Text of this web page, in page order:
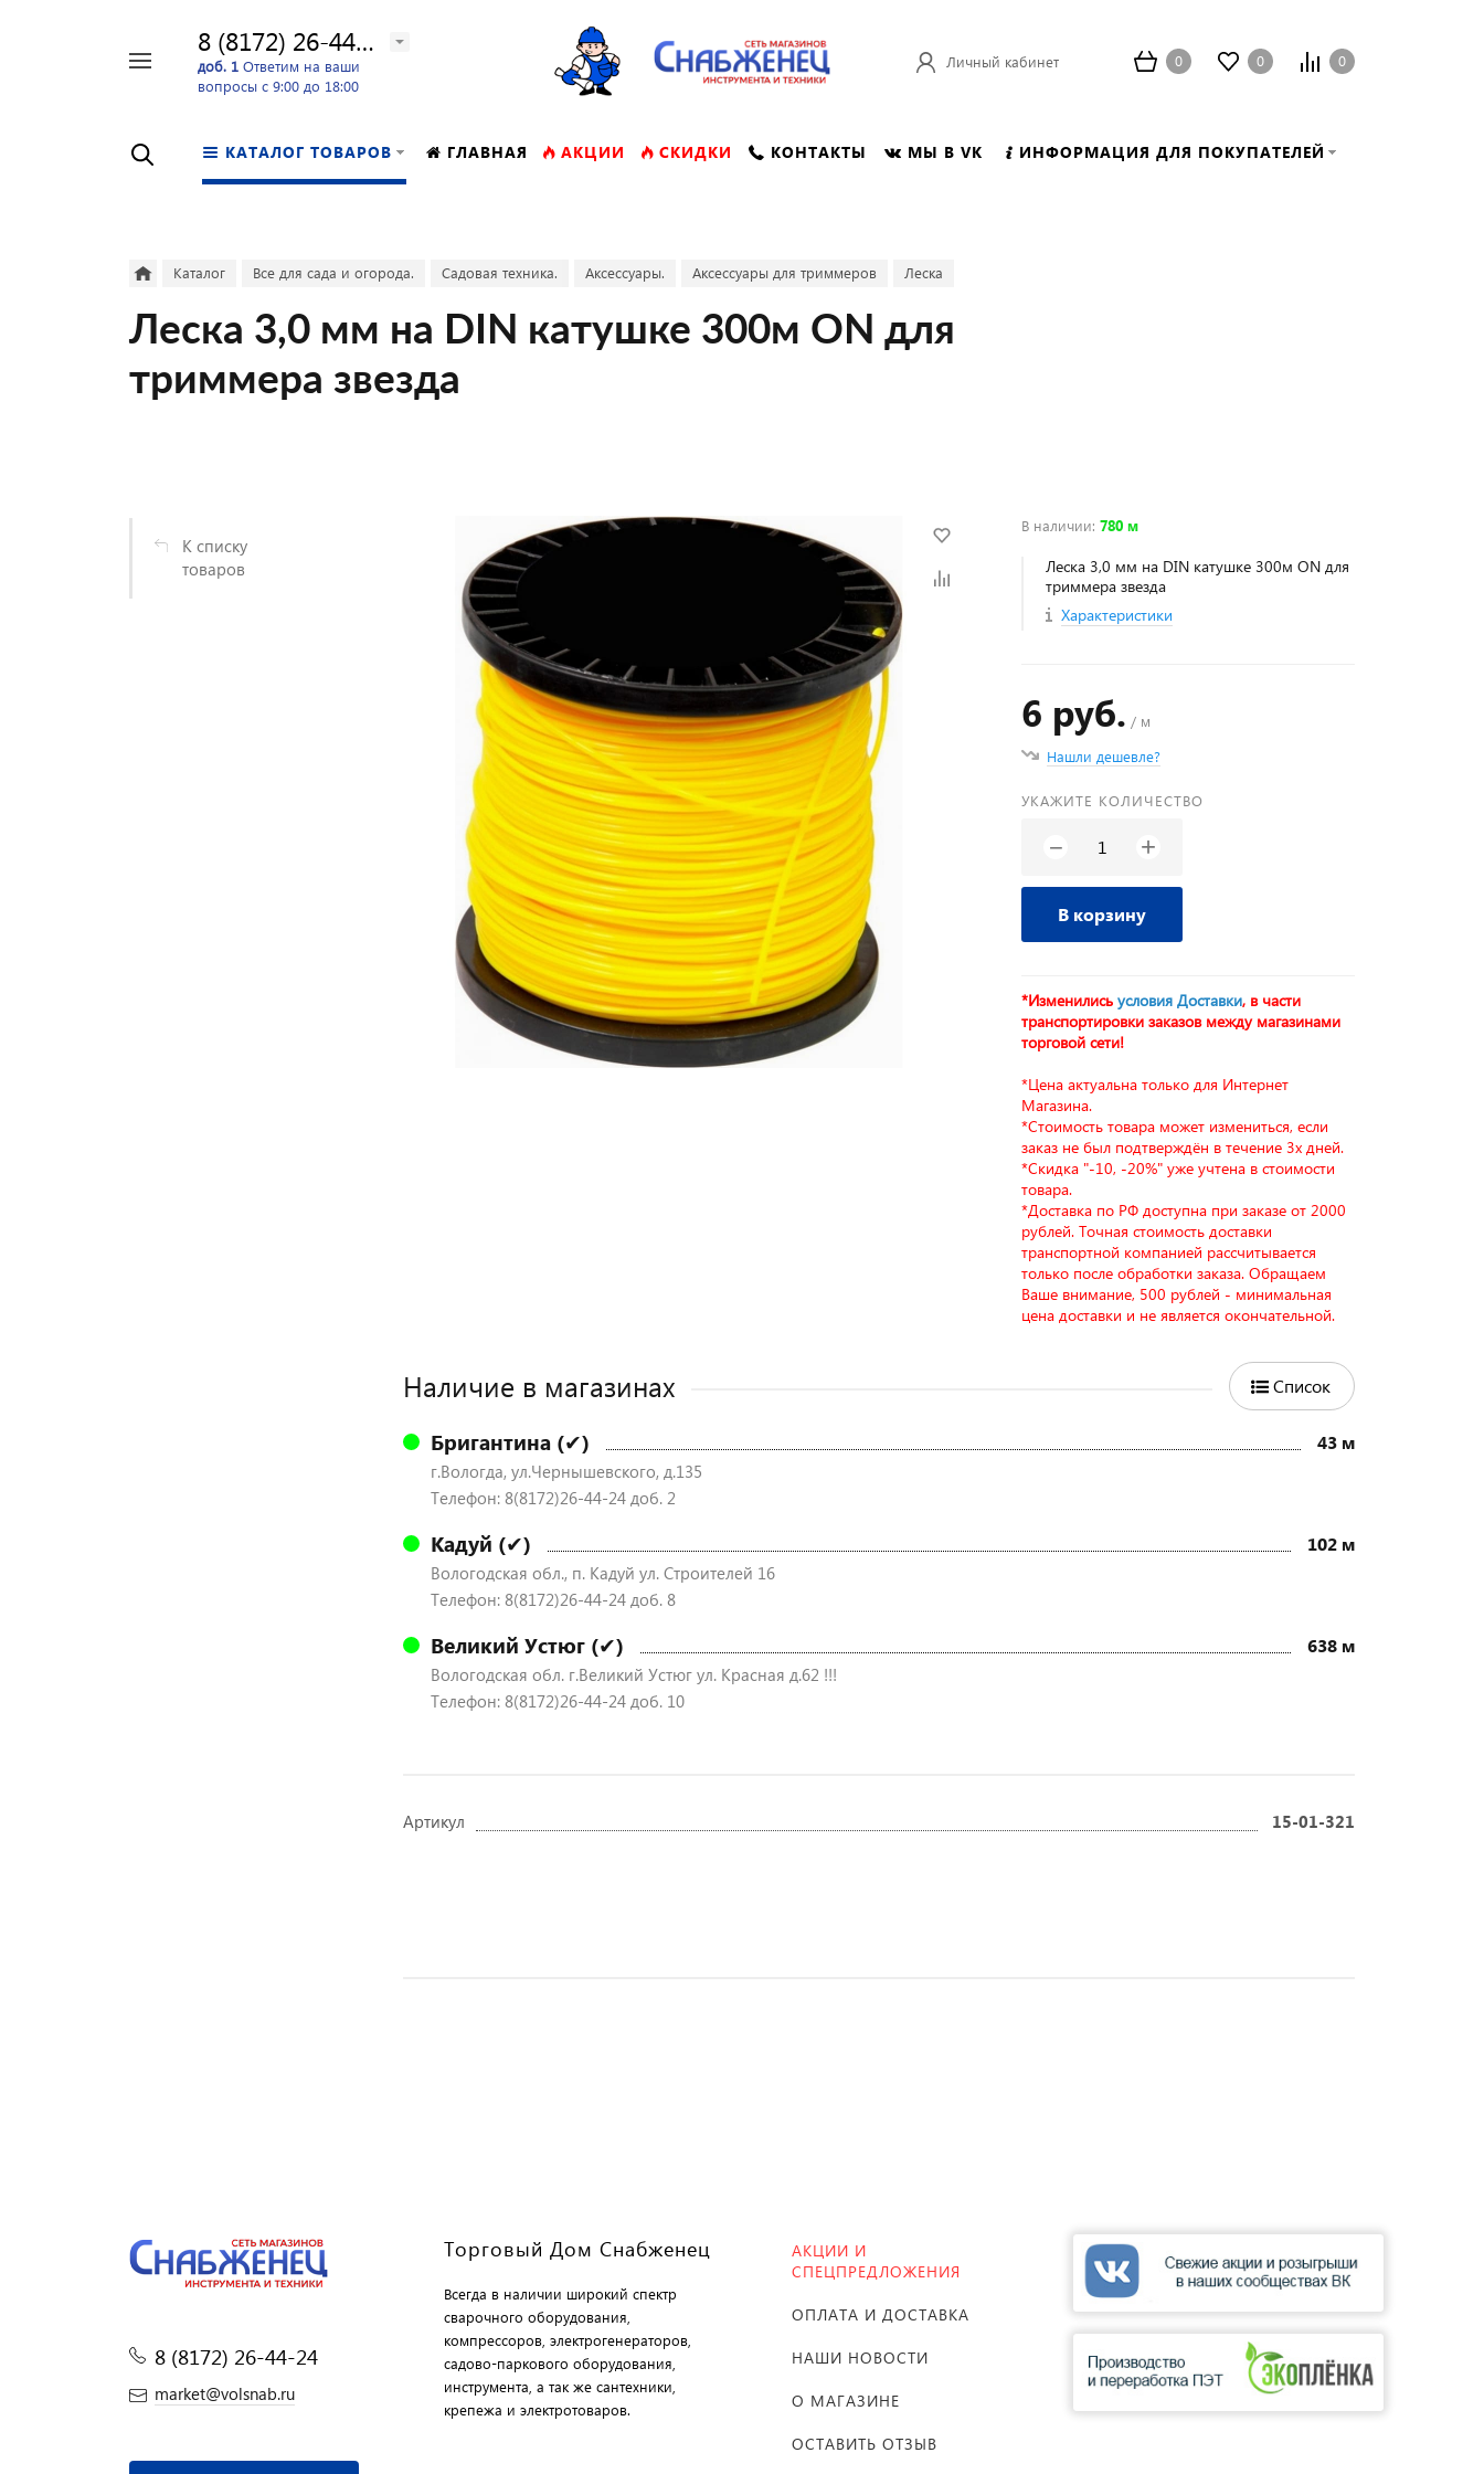
8 (8172) 26-44-24
доб. 1 Ответим на ваши
вопросы с 9:00 до 18:00
Личный кабинет 0 0 0
КАТАЛОГ ТОВАРОВ ГЛАВНАЯ АКЦИИ СКИДКИ КОНТАКТЫ МЫ В VK ИНФОРМАЦИЯ ДЛЯ ПОКУПАТЕЛЕЙ
Каталог Все для сада и огорода. Садовая техника. Аксессуары. Аксессуары для триммеров Леска
Леска 3,0 мм на DIN катушке 300м ON для
триммера звезда
К списку
товаров
В наличии:780 м
Леска 3,0 мм на DIN катушке 300м ON для
триммера звезда
Характеристики
6 руб. / м
Нашли дешевле?
УКАЖИТЕ КОЛИЧЕСТВО
− +
В корзину
*Изменилисьусловия Доставки, в части
транспортировки заказов между магазинами
торговой сети!
*Цена актуальна только для Интернет
Магазина.
*Стоимость товара может измениться, если
заказ не был подтверждён в течение 3х дней.
*Скидка "-10, -20%" уже учтена в стоимости
товара.
*Доставка по РФ доступна при заказе от 2000
рублей. Точная стоимость доставки
транспортной компанией рассчитывается
только после обработки заказа. Обращаем
Ваше внимание, 500 рублей - минимальная
цена доставки и не является окончательной.
Наличие в магазинах Список
Бригантина (✔) 43 м
г.Вологда, ул.Чернышевского, д.135
Телефон: 8(8172)26-44-24 доб. 2
Кадуй (✔) 102 м
Вологодская обл., п. Кадуй ул. Строителей 16
Телефон: 8(8172)26-44-24 доб. 8
Великий Устюг (✔) 638 м
Вологодская обл. г.Великий Устюг ул. Красная д.62 !!!
Телефон: 8(8172)26-44-24 доб. 10
Артикул 15-01-321
8 (8172) 26-44-24
market@volsnab.ru
Торговый Дом Снабженец
Всегда в наличии широкий спектр
сварочного оборудования,
компрессоров, электрогенераторов,
садово-паркового оборудования,
инструмента, а так же сантехники,
крепежа и электротоваров.
АКЦИИ И
СПЕЦПРЕДЛОЖЕНИЯ
ОПЛАТА И ДОСТАВКА
НАШИ НОВОСТИ
О МАГАЗИНЕ
ОСТАВИТЬ ОТЗЫВ